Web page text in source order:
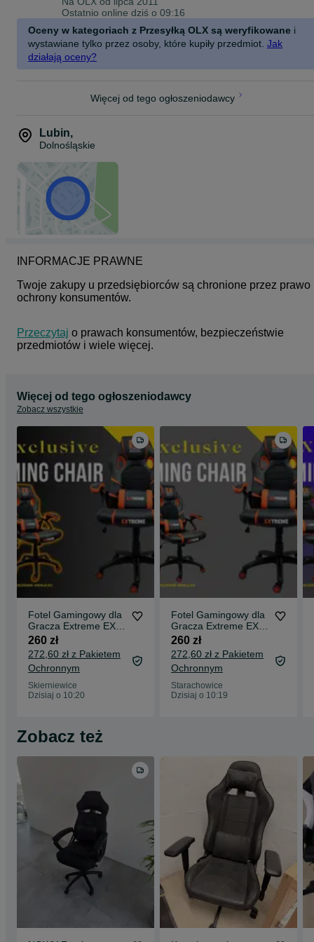
Specyfikacja Techniczna:
Materiał obicia - Wysokiej jakości, odporna na ścieranie tkanina
Maksymalna wysokość - 124 cm
Wysokość siedziska - 42 – 52 cm (regulacja 10 cm)
Wymiary siedziska - 49 x 49 cm
Funkcje dodatkowe -Wysuwany podnóżek, funkcja odchylania,
Ostatnio online dziś o 09:16
Oceny w kategoriach z Przesyłką OLX są weryfikowane i
wystawiane tylko przez osoby, które kupiły przedmiot. Jak
działają oceny?
Więcej od tego ogłoszeniodawcy
Lubin,
Dolnośląskie
INFORMACJE PRAWNE
Twoje zakupy u przedsiębiorców są chronione przez prawo
ochrony konsumentów.
Przeczytaj o prawach konsumentów, bezpieczeństwie
przedmiotów i wiele więcej.
Więcej od tego ogłoszeniodawcy
Zobacz wszystkie
Fotel Gamingowy dla
Gracza Extreme EX
Black/Orange
260 zł
272,60 zł z Pakietem
Ochronnym
Skierniewice
Dzisiaj o 10:20
Fotel Gamingowy dla
Gracza Extreme EX
Black/Orange
260 zł
272,60 zł z Pakietem
Ochronnym
Starachowice
Dzisiaj o 10:19
Zobacz też